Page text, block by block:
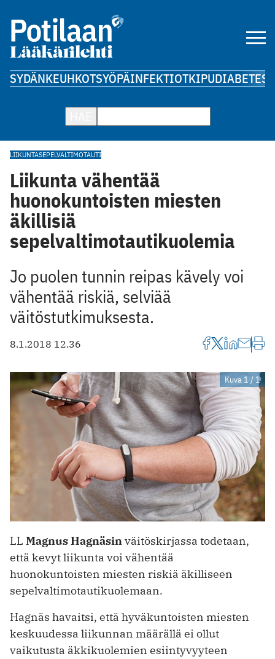
SYDÄNKEUHKOTSYÖPÄINFEKTIOTKIPUDIABETES
LIIKUNTASEPELVALTIMOTAUTI
Liikunta vähentää
huonokuntoisten miesten
äkillisiä
sepelvaltimotautikuolemia
Jo puolen tunnin reipas kävely voi
vähentää riskiä, selviää
väitöstutkimuksesta.
8.1.2018 12.36
Kuva 1 / 1
LL Magnus Hagnäsinväitöskirjassa todetaan,
että kevyt liikunta voi vähentää
huonokuntoisten miesten riskiä äkilliseen
sepelvaltimotautikuolemaan.
Hagnäs havaitsi, että hyväkuntoisten miesten
keskuudessa liikunnan määrällä ei ollut
vaikutusta äkkikuolemien esiintyvyyteen